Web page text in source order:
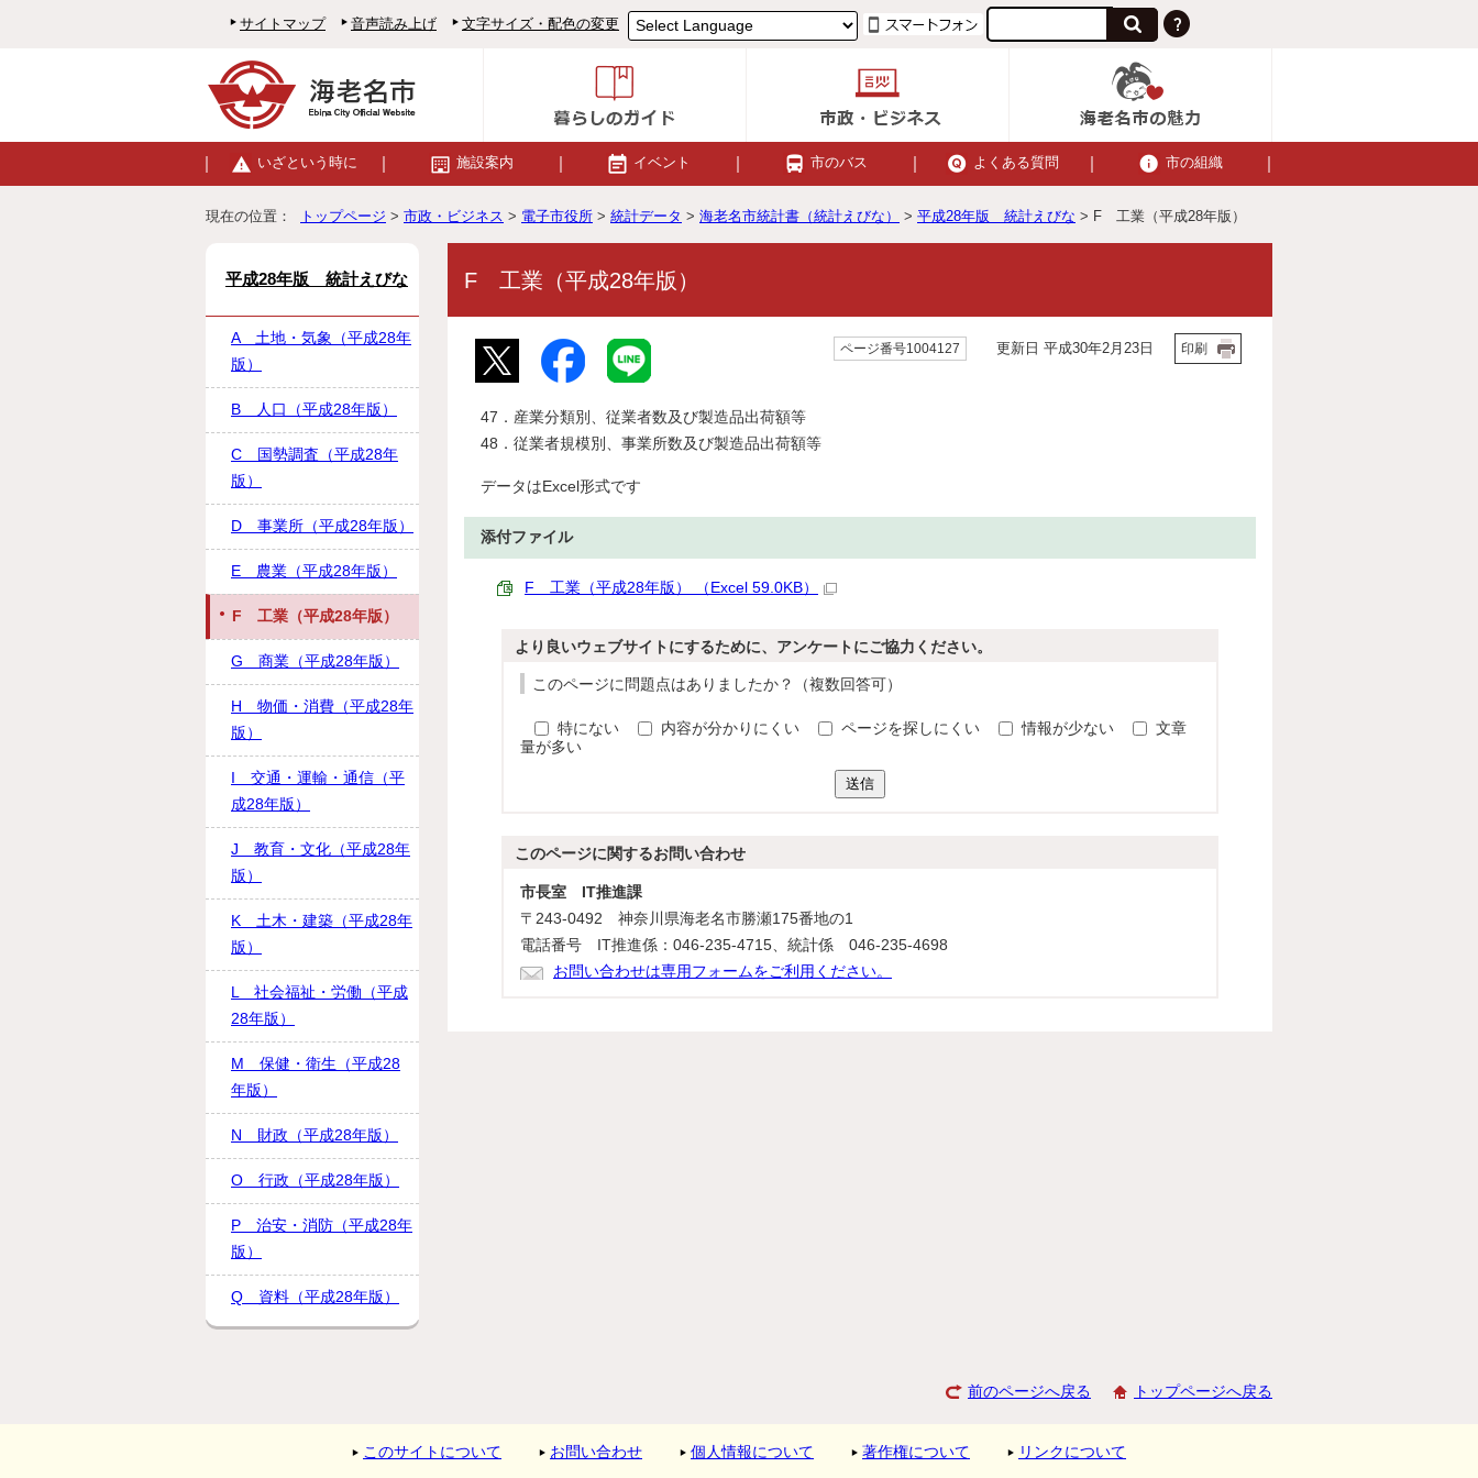
サイトマップ 音声読み上げ 文字サイズ・配色の変更
いざという時に 施設案内 イベント 市のバス よくある質問 市の組織
現在の位置： トップページ > 市政・ビジネス > 電子市役所 > 統計データ > 海老名市統計書（統計えびな） > 平成28年版 統計えびな > F 工業（平成28年版）
F 工業（平成28年版）
ページ番号1004127 更新日 平成30年2月23日 印刷
47．産業分類別、従業者数及び製造品出荷額等
48．従業者規模別、事業所数及び製造品出荷額等
データはExcel形式です
添付ファイル
F 工業（平成28年版） （Excel 59.0KB）
より良いウェブサイトにするために、アンケートにご協力ください。
このページに問題点はありましたか？（複数回答可）
特にない 内容が分かりにくい ページを探しにくい 情報が少ない
文章
量が多い
送信
このページに関するお問い合わせ
市長室 IT推進課
〒243-0492 神奈川県海老名市勝瀬175番地の1
電話番号 IT推進係：046-235-4715、統計係 046-235-4698
お問い合わせは専用フォームをご利用ください。
平成28年版 統計えびな
A 土地・気象（平成28年
版）
B 人口（平成28年版）
C 国勢調査（平成28年
版）
D 事業所（平成28年版）
E 農業（平成28年版）
F 工業（平成28年版）
G 商業（平成28年版）
H 物価・消費（平成28年
版）
I 交通・運輸・通信（平
成28年版）
J 教育・文化（平成28年
版）
K 土木・建築（平成28年
版）
L 社会福祉・労働（平成
28年版）
M 保健・衛生（平成28
年版）
N 財政（平成28年版）
O 行政（平成28年版）
P 治安・消防（平成28年
版）
Q 資料（平成28年版）
前のページへ戻る トップページへ戻る
このサイトについて お問い合わせ 個人情報について 著作権について リンクについて